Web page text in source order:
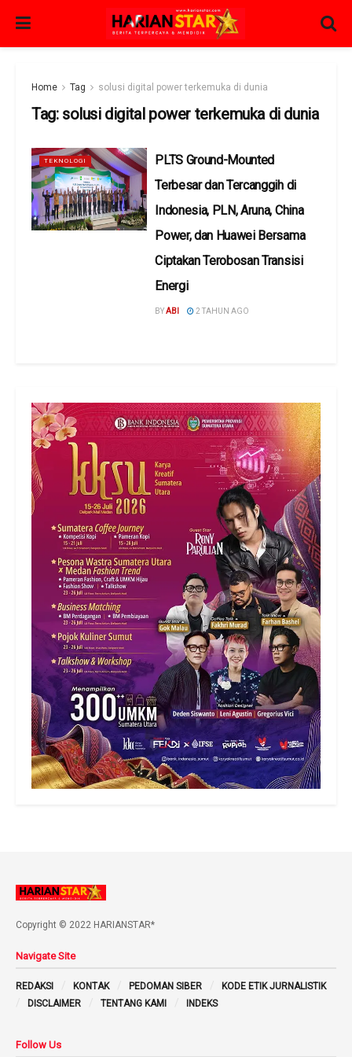
Home Tag solusi digital power terkemuka di dunia
Tag: solusi digital power terkemuka di dunia
TEKNOLOGI
PLTS Ground-Mounted
Terbesar dan Tercanggih di
Indonesia, PLN, Aruna, China
Power, dan Huawei Bersama
Ciptakan Terobosan Transisi
Energi
BYABI 2 TAHUN AGO
Copyright © 2022 HARIANSTAR*
Navigate Site
REDAKSI KONTAK PEDOMAN SIBER
KODE ETIK JURNALISTIK
DISCLAIMER
TENTANG KAMI INDEKS
Follow Us